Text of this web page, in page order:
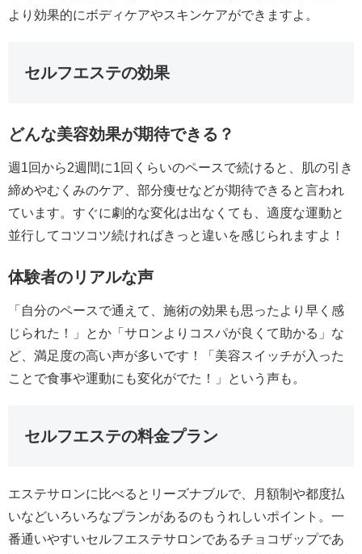
より効果的にボディケアやスキンケアができますよ。
セルフエステの効果
どんな美容効果が期待できる？
週1回から2週間に1回くらいのペースで続けると、肌の引き
締めやむくみのケア、部分痩せなどが期待できると言われ
ています。すぐに劇的な変化は出なくても、適度な運動と
並行してコツコツ続ければきっと違いを感じられますよ！
体験者のリアルな声
「自分のペースで通えて、施術の効果も思ったより早く感
じられた！」とか「サロンよりコスパが良くて助かる」な
ど、満足度の高い声が多いです！「美容スイッチが入った
ことで食事や運動にも変化がでた！」という声も。
セルフエステの料金プラン
エステサロンに比べるとリーズナブルで、月額制や都度払
いなどいろいろなプランがあるのもうれしいポイント。一
番通いやすいセルフエステサロンであるチョコザップであ